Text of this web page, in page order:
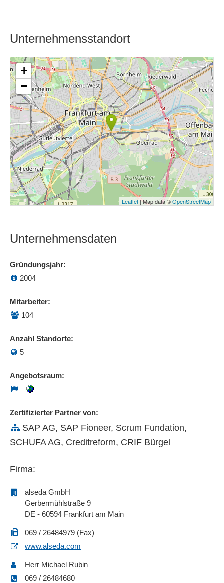
Unternehmensstandort
+
−
Leaflet | Map data ©OpenStreetMap
Unternehmensdaten
Gründungsjahr:
2004
Mitarbeiter:
104
Anzahl Standorte:
5
Angebotsraum:
Zertifizierter Partner von:
SAP AG, SAP Fioneer, Scrum Fundation,
SCHUFA AG, Creditreform, CRIF Bürgel
Firma:
alseda GmbH
Gerbermühlstraße 9
DE - 60594 Frankfurt am Main
069 / 26484979 (Fax)
www.alseda.com
Herr Michael Rubin
069 / 26484680